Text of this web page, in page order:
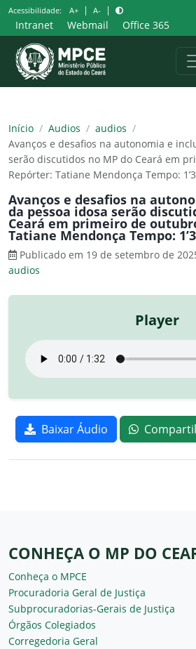
Pular
para
o
conteúdo
Acessibilidade: A+ | A- |
Intranet Webmail Office 365
Início / Audios / audios /
Avanços e desafios na autonomia e
serão discutidos no MP do Ceará em
Repórter: Tatiane Mendonça Tempo:
Avanços e desafios na
da pessoa idosa serão
Ceará em primeiro de
Tatiane Mendonça Tempo:
Publicado em 19 de setembro de
audios
Player
Baixar Áudio
CONHEÇA O MP DO
Conheça o MPCE
Procuradoria Geral de Justiça
Subprocuradorias-Gerais de Justiça
Órgãos Colegiados
Corregedoria Geral